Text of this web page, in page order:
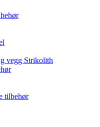
vegg Strikolith
tilbehør